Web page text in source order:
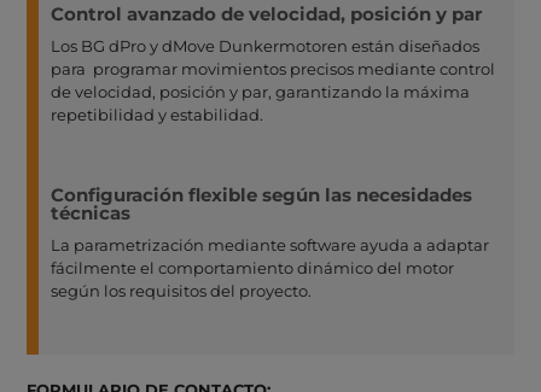
Control avanzado de velocidad, posición y par
Los BG dPro y dMove Dunkermotoren están diseñados
para programar movimientos precisos mediante control
de velocidad, posición y par, garantizando la máxima
repetibilidad y estabilidad.
Configuración flexible según las necesidades
técnicas
La parametrización mediante software ayuda a adaptar
fácilmente el comportamiento dinámico del motor
según los requisitos del proyecto.